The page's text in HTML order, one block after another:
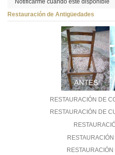
Notificarme cuando esté disponible
Restauración de Antigüedades
RESTAURACIÓN DE
RESTAURACIÓN DE